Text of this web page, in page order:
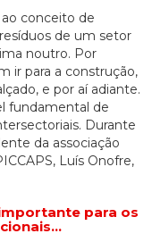
conceito de
de um setor
noutro. Por
ir para a construção,
e por aí adiante.
fundamental de
Durante
da associação
Luís Onofre,
para os